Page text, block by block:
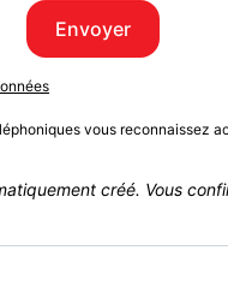
Envoyer
vous reconnaissez
créé. Vous